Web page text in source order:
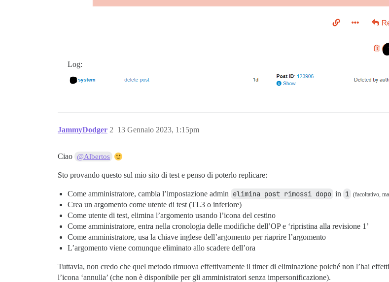
Log:
JammyDodger 13 Gennaio 2023, 1:15pm
2
Ciao @Albertos
Sto provando questo sul mio sito di test e penso di poterlo replicare:
Come amministratore, cambia l’impostazione admin elimina post rimossi dopo in 1 (facoltativo,
Crea un argomento come utente di test (TL3 o inferiore)
Come utente di test, elimina l’argomento usando l’icona del cestino
Come amministratore, entra nella cronologia delle modifiche dell’OP e ‘ripristina alla revisione 1’
Come amministratore, usa la chiave inglese dell’argomento per riaprire l’argomento
L’argomento viene comunque eliminato allo scadere dell’ora
Tuttavia, non credo che quel metodo rimuova effettivamente il timer di eliminazione poiché non l’hai
l’icona ‘annulla’ (che non è disponibile per gli amministratori senza impersonificazione).